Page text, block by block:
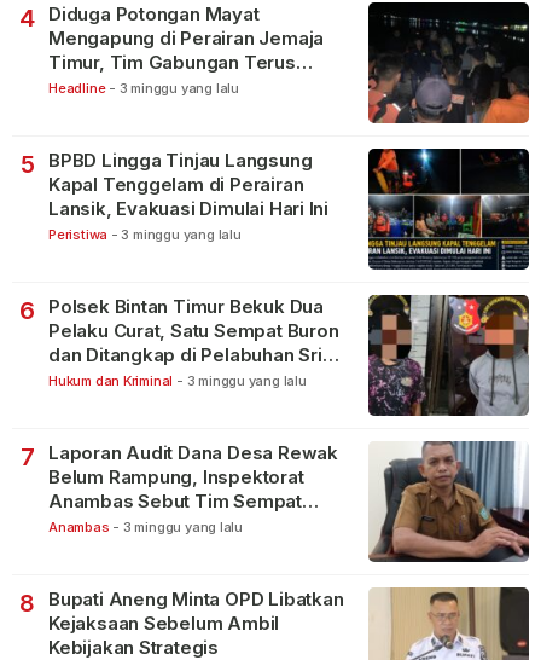
4
Diduga Potongan Mayat
Mengapung di Perairan Jemaja
Timur, Tim Gabungan Terus
Lakukan Pencarian
Headline - 3 minggu yang lalu
5
BPBD Lingga Tinjau Langsung
Kapal Tenggelam di Perairan
Lansik, Evakuasi Dimulai Hari Ini
Peristiwa - 3 minggu yang lalu
6
Polsek Bintan Timur Bekuk Dua
Pelaku Curat, Satu Sempat Buron
dan Ditangkap di Pelabuhan Sri
Bintan Pura
Hukum dan Kriminal - 3 minggu yang lalu
7
Laporan Audit Dana Desa Rewak
Belum Rampung, Inspektorat
Anambas Sebut Tim Sempat
Terbagi Tangani Kasus Lain
Anambas - 3 minggu yang lalu
8
Bupati Aneng Minta OPD Libatkan
Kejaksaan Sebelum Ambil
Kebijakan Strategis